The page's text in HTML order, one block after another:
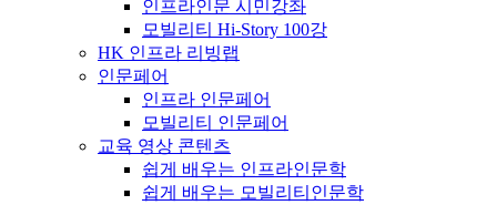
인프라인문 시민강좌
모빌리티 Hi-Story 100강
HK 인프라 리빙랩
인문페어
인프라 인문페어
모빌리티 인문페어
교육 영상 콘텐츠
쉽게 배우는 인프라인문학
쉽게 배우는 모빌리티인문학